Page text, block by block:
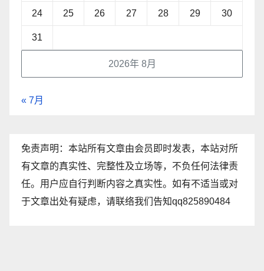
2026年 8月
24 25 26 27 28 29 30
31
« 7月
免责声明：本站所有文章由会员即时发表，本站对所
有文章的真实性、完整性及立场等，不负任何法律责
任。用户应自行判断内容之真实性。如有不适当或对
于文章出处有疑虑，请联络我们告知qq825890484